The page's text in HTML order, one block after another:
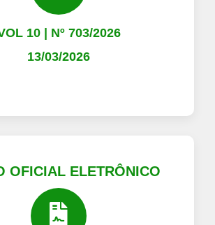
10 | Nº 703/2026
13/03/2026
OFICIAL ELETRÔNICO